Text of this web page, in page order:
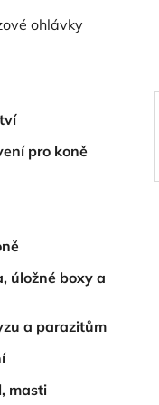
ohlávky
pro koně
úložné boxy a
a parazitům
masti